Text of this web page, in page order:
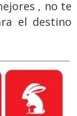
el destino